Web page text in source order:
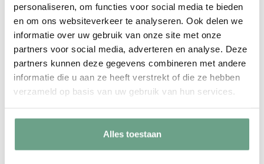
personaliseren, om functies voor social media te bieden
en om ons websiteverkeer te analyseren. Ook delen we
informatie over uw gebruik van onze site met onze
partners voor social media, adverteren en analyse. Deze
partners kunnen deze gegevens combineren met andere
informatie die u aan ze heeft verstrekt of die ze hebben
verzameld op basis van uw gebruik van hun services.
Alles toestaan
NAAR NIEUWSBERICHT
Hoe werkt het re-
integratietraject in het
kort?
Plan van Aanpak: meteen opstarten, met
werkgever, werknemer en bedrijfsarts.